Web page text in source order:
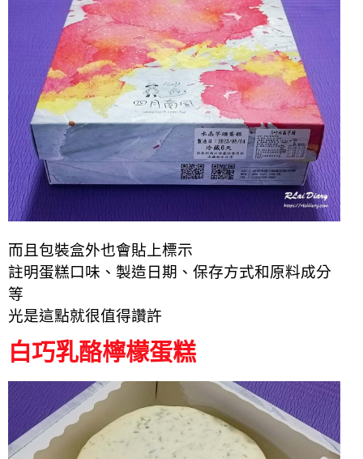
而且包裝盒外也會貼上標示
註明蛋糕口味、製造日期、保存方式和原料成分
等
光是這點就很值得讚許
白巧乳酪檸檬蛋糕